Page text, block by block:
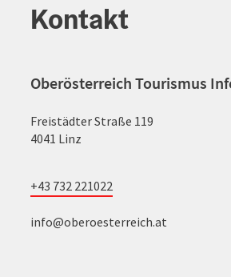
Kontakt
Oberösterreich Tourismus
Freistädter Straße 119
4041 Linz
+43 732 221022
info@oberoesterreich.at